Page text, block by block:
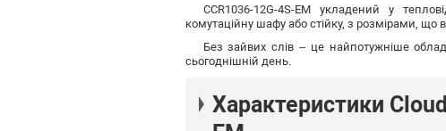
CCR1036-12G-4S-EM укладений у
комутаційну шафу або стійку, з розмірами, що
Без зайвих слів – це найпотужніше
сьогоднішній день.
Характеристики